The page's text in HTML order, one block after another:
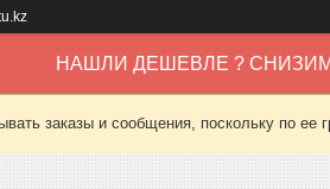
НАШЛИ ДЕШЕВЛЕ ?
заказы и сообщения, поскольку по